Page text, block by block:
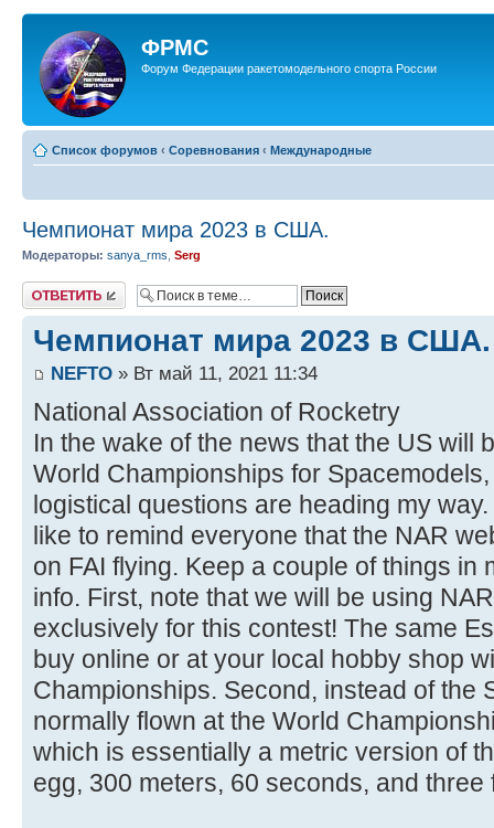
ФРМС
Форум Федерации ракетомодельного спорта России
Список форумов ‹ Соревнования ‹ Международные
Чемпионат мира 2023 в США.
Модераторы: sanya_rms Serg
Ответить
Чемпионат мира 2023 в США.
NEFTO » Вт май 11, 2021 11:34
National Association of Rocketry
In the wake of the news that the US will
World Championships for
logistical questions are heading my
like to remind everyone that the NAR
on FAI flying. Keep a couple of things in
info. First, note that we will be using
exclusively for this contest! The same
buy online or at your local hobby shop
Championships. Second, instead of the
normally flown at the World
which is essentially a metric version of
egg, 300 meters, 60 seconds, and three